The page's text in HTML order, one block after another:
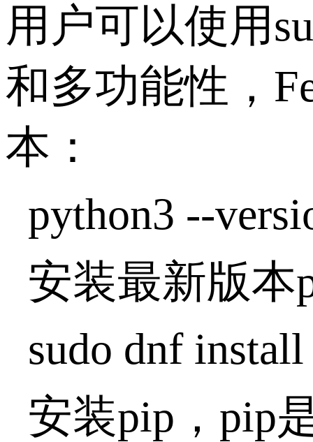
用户可以使用
和多功能性，
本：
python3 --
安装最新版本
sudo dnf
安装pip，pip